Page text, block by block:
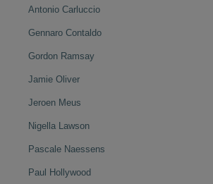
Antonio Carluccio
Gennaro Contaldo
Gordon Ramsay
Jamie Oliver
Jeroen Meus
Nigella Lawson
Pascale Naessens
Paul Hollywood